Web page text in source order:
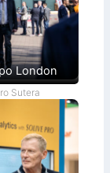
London
Sutera